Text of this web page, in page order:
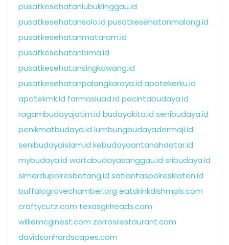
pusatkesehatanlubuklinggau.id
pusatkesehatansolo.id pusatkesehatanmalang.id
pusatkesehatanmataram.id
pusatkesehatanbima.id
pusatkesehatansingkawang.id
pusatkesehatanpalangkaraya.id apotekerku.id
apotekmk.id farmasiuad.id pecintabudaya.id
ragambudayajatim.id budayakita.id senibudaya.id
penikmatbudaya.id lumbungbudayadermaji.id
senibudayaislam.id kebudayaantanahdatar.id
mybudaya.id wartabudayasanggau.id sribudaya.id
simerdupolresbatang.id satlantaspolresklaten.id
buffalogrovechamber.org eatdrinkdishmpls.com
craftycutz.com texasgirlreads.com
williemcginest.com zorrosrestaurant.com
davidsonhardscapes.com